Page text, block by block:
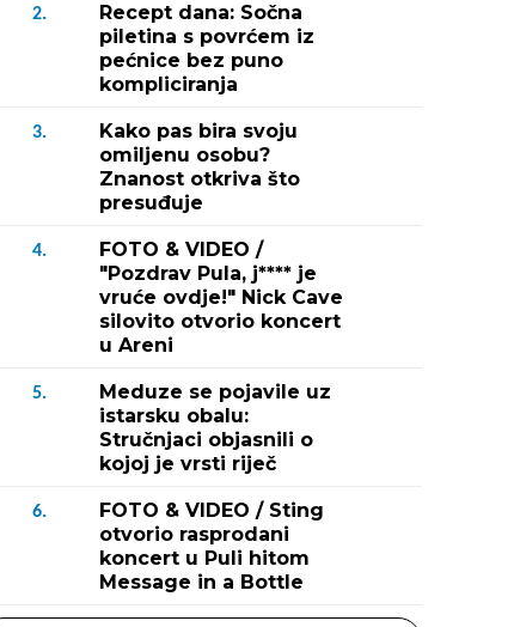
2.
Recept dana: Sočna
piletina s povrćem iz
pećnice bez puno
kompliciranja
3.
Kako pas bira svoju
omiljenu osobu?
Znanost otkriva što
presuđuje
4.
FOTO & VIDEO /
"Pozdrav Pula, j**** je
vruće ovdje!" Nick Cave
silovito otvorio koncert
u Areni
5.
Meduze se pojavile uz
istarsku obalu:
Stručnjaci objasnili o
kojoj je vrsti riječ
6.
FOTO & VIDEO / Sting
otvorio rasprodani
koncert u Puli hitom
Message in a Bottle